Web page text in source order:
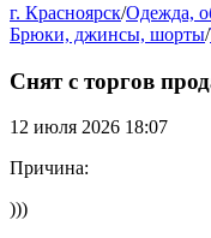
г. Красноярск/Одежда,
Брюки, джинсы, шорты/
Снят с торгов
12 июля 2026 18:07
Причина:
)))